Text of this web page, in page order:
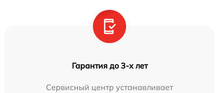
Гарантия до 3-х лет
Сервисный центр устанавливает